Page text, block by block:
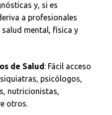
y, si es
a profesionales
mental, física y
de Salud: Fácil acceso
psicólogos,
nutricionistas,
otros.